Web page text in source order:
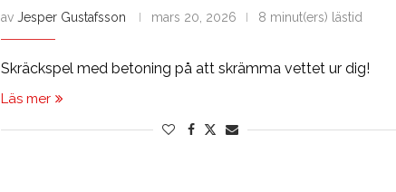
av Jesper Gustafsson mars 20, 2026 8 minut(ers) lästid
Skräckspel med betoning på att skrämma vettet ur dig!
Läs mer